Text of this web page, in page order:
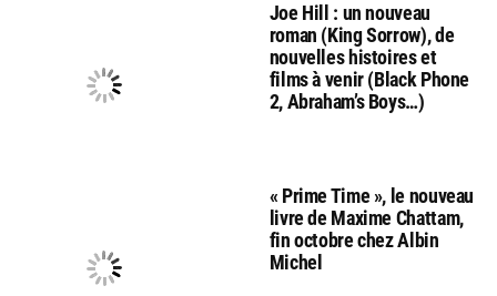
Joe Hill : un nouveau
roman (King Sorrow), de
nouvelles histoires et
films à venir (Black Phone
2, Abraham’s Boys…)
« Prime Time », le nouveau
livre de Maxime Chattam,
fin octobre chez Albin
Michel